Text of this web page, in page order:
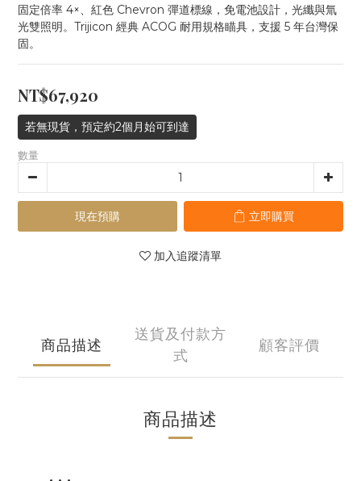
固定倍率 4×、紅色 Chevron 彈道標線，免電池設計，光纖與氚
光雙照明。Trijicon 經典 ACOG 耐用規格瞄具，支援 5 年台灣保
固。
NT$67,920
若無現貨，預定約2個月始可到達
數量
現在預購 立即購買
加入追蹤清單
商品描述
送貨及付款方
式
顧客評價
商品描述